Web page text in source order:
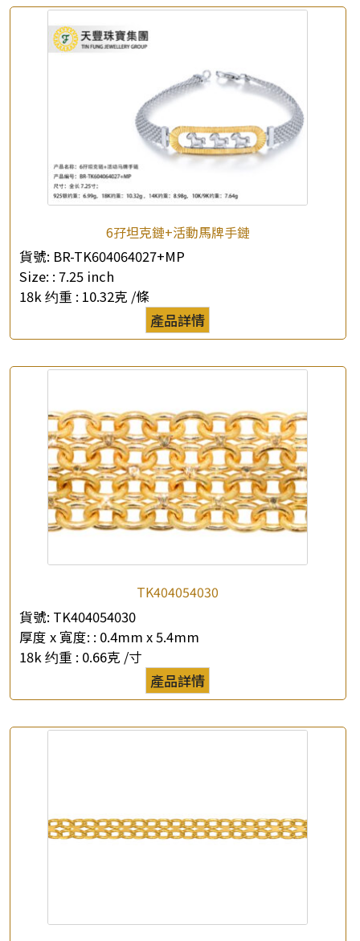
產品查詢
*你的名字
公司名稱
*聯絡電話
查詢以下產品
6孖坦克鏈+活動馬牌手鏈
貨號: BR-TK604064027+MP
Size: : 7.25 inch
18k 约重 : 10.32克 /條
產品詳情
TK404054030
貨號: TK404054030
厚度 x 寬度: : 0.4mm x 5.4mm
18k 约重 : 0.66克 /寸
產品詳情